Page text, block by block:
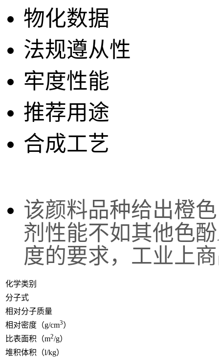
物化数据
法规遵从性
牢度性能
推荐用途
合成工艺
该颜料品种给出橙
剂性能不如其他色
度的要求，工业上
化学类别
分子式
相对分子质量
相对密度（g/cm3）
比表面积（m2/g）
堆积体积（l/kg）